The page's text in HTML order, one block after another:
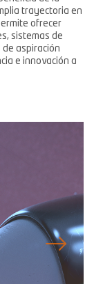
trayectoria en
ofrecer
sistemas de
de aspiración
e innovación a